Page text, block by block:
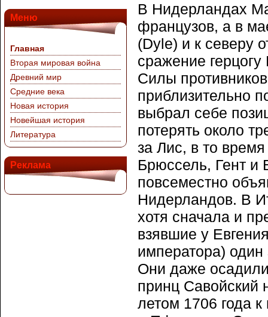
Меню
Главная
Вторая мировая война
Древний мир
Средние века
Новая история
Новейшая история
Литература
Реклама
В Нидерландах
французов, а в
(Dyle) и к северу
сражение
Силы
приблизительно
выбрал себе
потерять около
за Лис, в то
Брюссель, Гент и
повсеместно
Нидерландов. В
хотя сначала и
взявшие у
императора) один
Они даже
принц Савойский
летом 1706 года